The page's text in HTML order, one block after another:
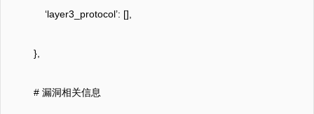
‘layer3_protocol’: [],
},
# 漏洞相关信息